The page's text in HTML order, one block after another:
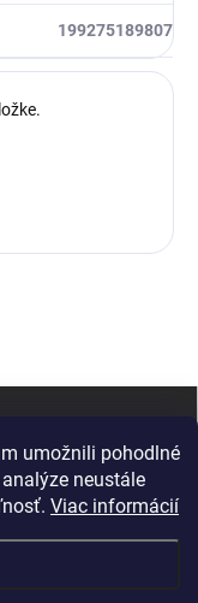
umožnili pohodlné
neustále
Viac informácií
199275189807